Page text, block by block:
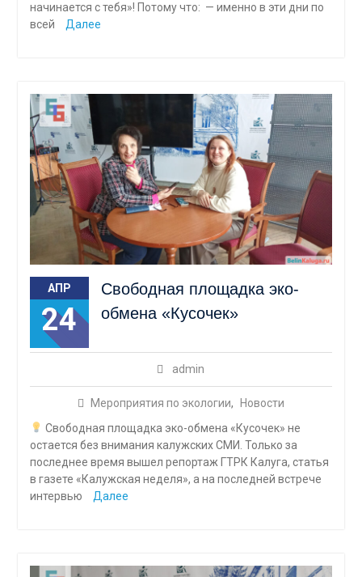
начинается с тебя»! Потому что: — именно в эти дни по
всей
Далее
АПР
24
Свободная площадка эко-
обмена «Кусочек»
admin
Мероприятия по экологии,
Новости
Свободная площадка эко-обмена «Кусочек» не
остается без внимания калужских СМИ. Только за
последнее время вышел репортаж ГТРК Калуга, статья
в газете «Калужская неделя», а на последней встрече
интервью
Далее